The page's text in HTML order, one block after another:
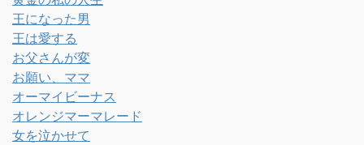
王になった男
王は愛する
お父さんが変
お願い、ママ
オーマイビーナス
オレンジマーマレード
女を泣かせて